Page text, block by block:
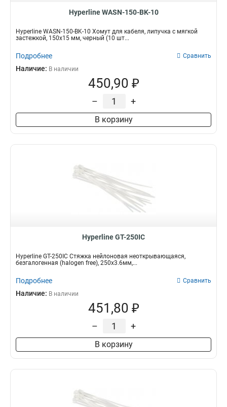
Hyperline WASN-150-BK-10
Hyperline WASN-150-BK-10 Хомут для кабеля, липучка с мягкой
застежкой, 150x15 мм, черный (10 шт...
Подробнее Сравнить
Наличие: В наличии
450,90 ₽
– +
В корзину
Hyperline GT-250IC
Hyperline GT-250IC Стяжка нейлоновая неоткрывающаяся,
безгалогенная (halogen free), 250x3.6мм,...
Подробнее Сравнить
Наличие: В наличии
451,80 ₽
– +
В корзину